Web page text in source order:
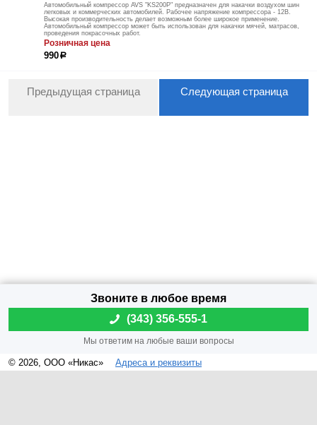
Автомобильный компрессор AVS "KS200P" предназначен для накачки воздухом шин
легковых и коммерческих автомобилей. Рабочее напряжение компрессора - 12В.
Высокая производительность делает возможным более широкое применение.
Автомобильный компрессор может быть использован для накачки мячей, матрасов,
проведения покрасочных работ.
Розничная цена
990р
Предыдущая страница Следующая страница
© 2026, ООО «Никас» Адреса и реквизиты
(343) 356-555-1